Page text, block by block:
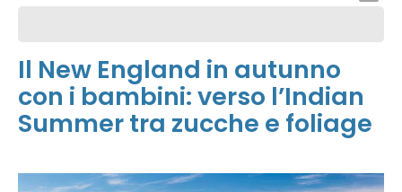
Il New England in autunno
con i bambini: verso l’Indian
Summer tra zucche e foliage